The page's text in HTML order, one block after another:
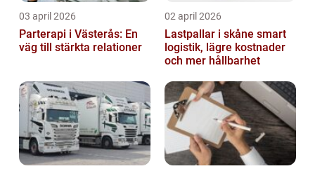
03 april 2026
Parterapi i Västerås: En
väg till stärkta relationer
02 april 2026
Lastpallar i skåne smart
logistik, lägre kostnader
och mer hållbarhet